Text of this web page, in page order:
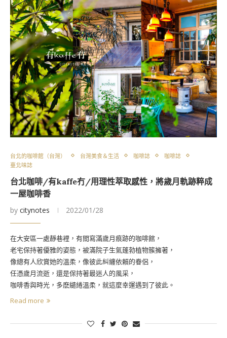
台北的咖啡館（台灣） 台灣美食＆生活 咖啡誌
咖啡誌
臺北味誌
台北咖啡/有kaffe冇/用理性萃取感性，將歲月軌跡粹成
一屋咖啡香
by citynotes 2022/01/28
在大安區一處靜巷裡，有間寫滿歲月痕跡的咖啡館，
老宅保持著優雅的姿態，被滿院子生氣蓬勃植物簇擁著，
像總有人欣賞她的溫柔，像彼此糾纏依賴的眷侶，
任憑歲月流逝，還是保持著最迷人的風采，
咖啡香與時光，多麽繾綣溫柔，就這麼幸運遇到了彼此。
Read more